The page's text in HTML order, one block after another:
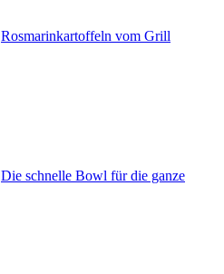
Rosmarinkartoffeln vom Grill
Die schnelle Bowl für die ganze